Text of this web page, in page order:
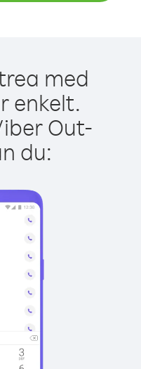
med
enkelt.
Out-
du: